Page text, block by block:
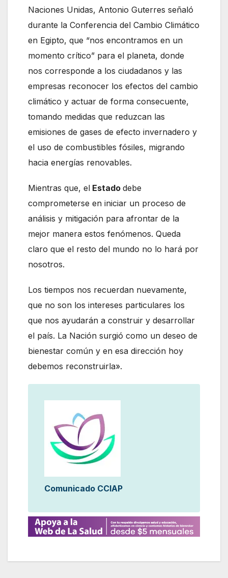
Naciones Unidas, Antonio Guterres señaló
durante la Conferencia del Cambio Climático
en Egipto, que “nos encontramos en un
momento crítico” para el planeta, donde
nos corresponde a los ciudadanos y las
empresas reconocer los efectos del cambio
climático y actuar de forma consecuente,
tomando medidas que reduzcan las
emisiones de gases de efecto invernadero y
el uso de combustibles fósiles, migrando
hacia energías renovables.
Mientras que, el Estado debe
comprometerse en iniciar un proceso de
análisis y mitigación para afrontar de la
mejor manera estos fenómenos. Queda
claro que el resto del mundo no lo hará por
nosotros.
Los tiempos nos recuerdan nuevamente,
que no son los intereses particulares los
que nos ayudarán a construir y desarrollar
el país. La Nación surgió como un deseo de
bienestar común y en esa dirección hoy
debemos reconstruirla».
Comunicado CCIAP